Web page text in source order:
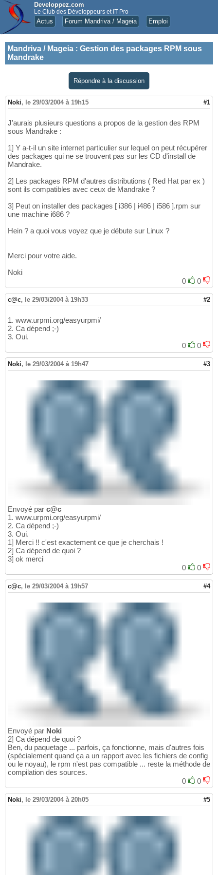
Developpez.com
Le Club des Développeurs et IT Pro
Actus Forum Mandriva / Mageia Emploi
Mandriva / Mageia : Gestion des packages RPM sous
Mandrake
Répondre à la discussion
Noki, le 29/03/2004 à 19h15 #1
J'aurais plusieurs questions a propos de la gestion des RPM
sous Mandrake :
1] Y a-t-il un site internet particulier sur lequel on peut récupérer
des packages qui ne se trouvent pas sur les CD d'install de
Mandrake.
2] Les packages RPM d'autres distributions ( Red Hat par ex )
sont ils compatibles avec ceux de Mandrake ?
3] Peut on installer des packages [ i386 | i486 | i586 ].rpm sur
une machine i686 ?
Hein ? a quoi vous voyez que je débute sur Linux ?
Merci pour votre aide.
Noki
0
0
c@c, le 29/03/2004 à 19h33 #2
1. www.urpmi.org/easyurpmi/
2. Ca dépend ;-)
3. Oui.
0
0
Noki, le 29/03/2004 à 19h47 #3
Envoyé par c@c
1. www.urpmi.org/easyurpmi/
2. Ca dépend ;-)
3. Oui.
1] Merci !! c'est exactement ce que je cherchais !
2] Ca dépend de quoi ?
3] ok merci
0
0
c@c, le 29/03/2004 à 19h57 #4
Envoyé par Noki
2] Ca dépend de quoi ?
Ben, du paquetage ... parfois, ça fonctionne, mais d'autres fois
(spécialement quand ça a un rapport avec les fichiers de config
ou le noyau), le rpm n'est pas compatible ... reste la méthode de
compilation des sources.
0
0
Noki, le 29/03/2004 à 20h05 #5